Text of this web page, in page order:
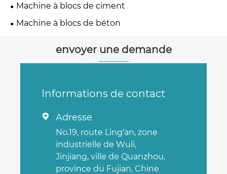
Machine à blocs de ciment
Machine à blocs de béton
envoyer une demande
Informations de contact
 Adresse
No.19, route Ling'an, zone
industrielle de Wuli,
Jinjiang, ville de Quanzhou,
province du Fujian, Chine